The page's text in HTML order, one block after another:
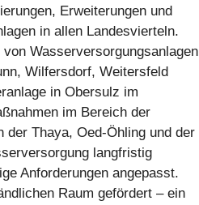
Erweiterungen und
in allen Landesvierteln.
Wasserversorgungsanlagen
Wilfersdorf, Weitersfeld
in Obersulz im
im Bereich der
der Thaya, Oed-Öhling und der
langfristig
Anforderungen angepasst.
Raum gefördert – ein